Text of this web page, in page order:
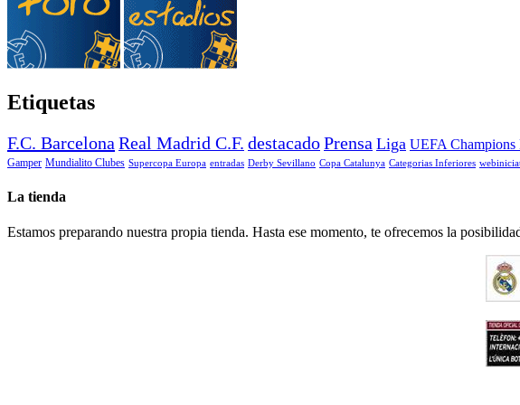
Etiquetas
F.C. Barcelona Real Madrid C.F. destacadoPrensa Liga UEFA Champions
Gamper Mundialito Clubes Supercopa Europa entradas Derby Sevillano Copa Catalunya Categorias Inferiores
La tienda
Estamos preparando nuestra propia tienda. Hasta ese momento, te ofrecemos la